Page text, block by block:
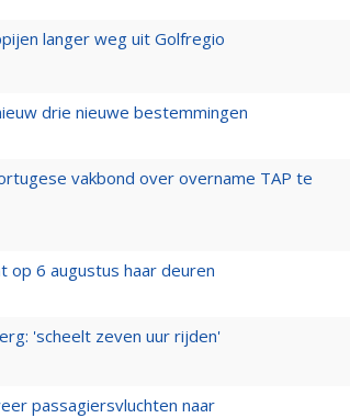
langer weg uit Golfregio
drie nieuwe bestemmingen
vakbond over overname TAP te
op 6 augustus haar deuren
'scheelt zeven uur rijden'
passagiersvluchten naar